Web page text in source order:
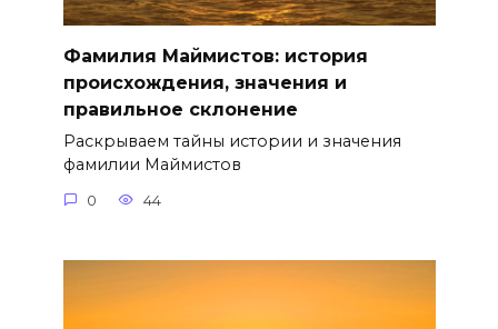
Фамилия Маймистов: история
происхождения, значения и
правильное склонение
Раскрываем тайны истории и значения
фамилии Маймистов
0 44